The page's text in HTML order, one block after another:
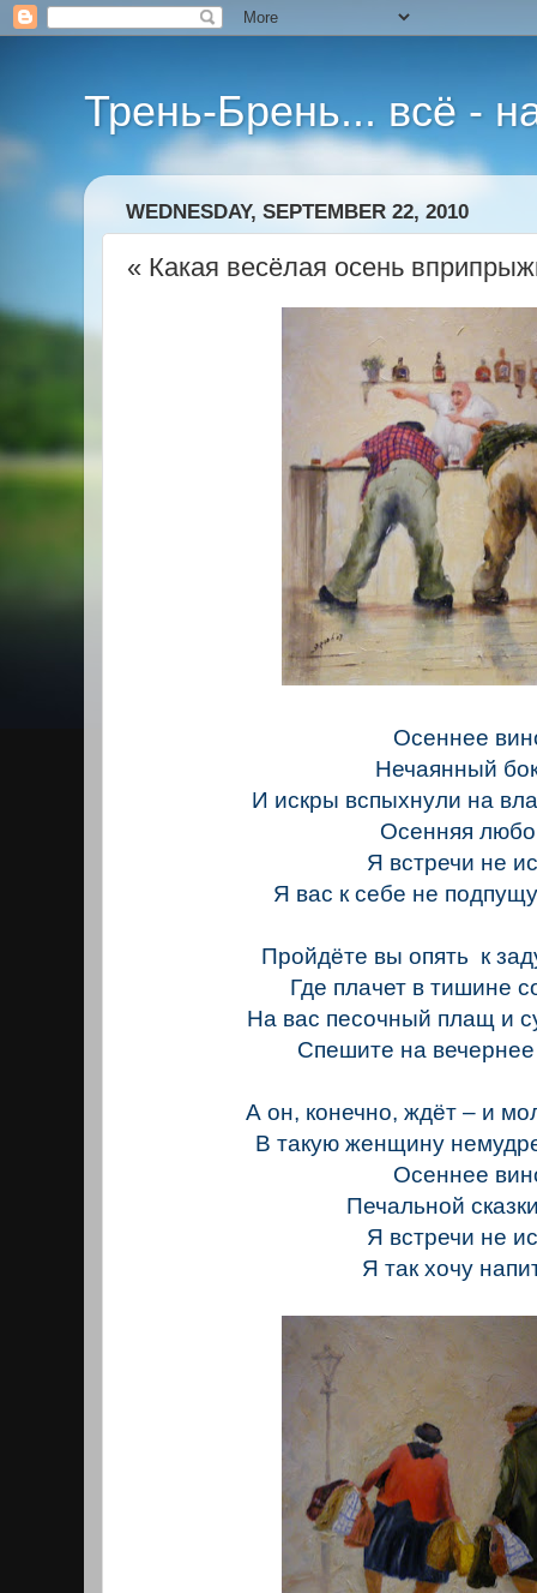
Трень-Брень... всё -
WEDNESDAY, SEPTEMBER 22, 2010
« Какая весёлая осень
Осеннее
Нечаянный
И искры вспыхнули на
Осенняя
Я встречи не
Я вас к себе не
Пройдёте вы опять к
Где плачет в тишине
На вас песочный плащ и
Спешите на
А он, конечно, ждёт – и
В такую женщину
Осеннее
Печальной
Я встречи не
Я так хочу